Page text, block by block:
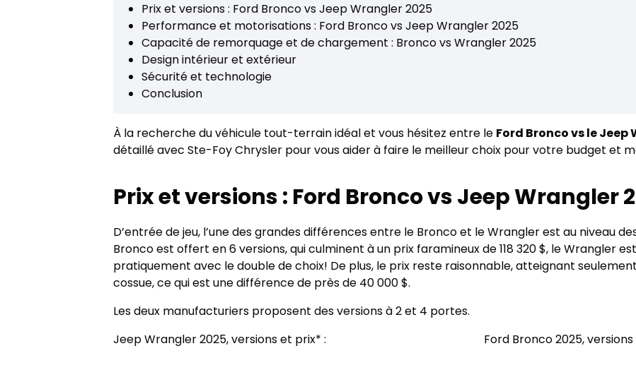
Prix et versions : Ford Bronco vs Jeep Wrangler 2025
Performance et motorisations : Ford Bronco vs Jeep Wrangler 2025
Capacité de remorquage et de chargement : Bronco vs Wrangler 2025
Design intérieur et extérieur
Sécurité et technologie
Conclusion
À la recherche du véhicule tout-terrain idéal et vous hésitez entre le Ford Bronco vs le Jeep
détaillé avec Ste-Foy Chrysler pour vous aider à faire le meilleur choix pour votre budget et
Prix et versions : Ford Bronco vs Jeep Wrangler
D’entrée de jeu, l’une des grandes différences entre le Bronco et le Wrangler est au niveau
Bronco est offert en 6 versions, qui culminent à un prix faramineux de 118 320 $, le Wrangler
pratiquement avec le double de choix! De plus, le prix reste raisonnable, atteignant
cossue, ce qui est une différence de près de 40 000 $.
Les deux manufacturiers proposent des versions à 2 et 4 portes.
Jeep Wrangler 2025, versions et prix* :
Ford Bronco 2025,